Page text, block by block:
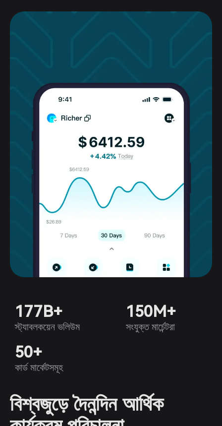
177B+
স্ট্যাবলকয়েন ভলিউম
150M+
সংযুক্ত মার্চেন্টরা
50+
কার্ড মার্কেটসমূহ
বিশ্বজুড়ে দৈনন্দিন আর্থিক